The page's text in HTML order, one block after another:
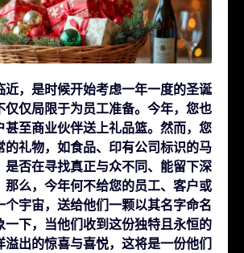
近，是时候开始考虑一年一度的圣诞
仅仅局限于为员工准备。今年，您也
甚至商业伙伴送上礼品篮。然而，您
的礼物，如食品、印有公司标识的马
是否在寻找真正与众不同、能留下深
那么，今年何不给您的员工、客户或
个宇宙，送给他们一颗以其名字命名
一下，当他们收到这份独特且永恒的
溢出的惊喜与喜悦，这将是一份他们